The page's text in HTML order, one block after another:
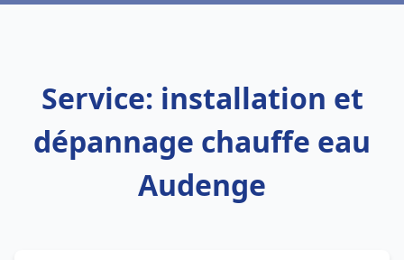
Service: installation et
dépannage chauffe eau
Audenge